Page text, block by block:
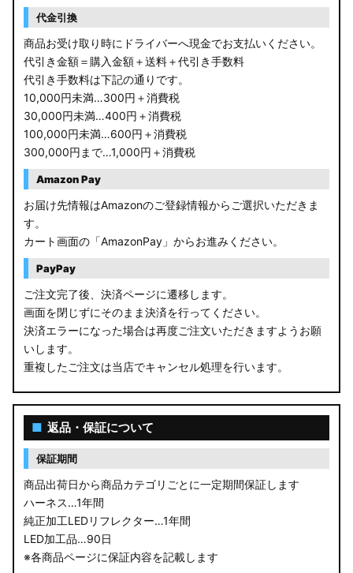
RP6/7 ステップワゴン
RP1/2 RP3/4 ステップワゴン/スパーダ
RK5/6 ステップワゴンスパーダ
RC1/2 オデッセイ
GB5〜8 フリード
GR フィット
GP5/6 GK3〜6 フィット
MK53S スペーシアカスタム
MA37S/MA27S ソリオ / ソリオ バンディット
MA26S/MA36S ソリオ
ZC33S スイフトスポーツ
LA650S タントカスタム
LA600S タントカスタム
LA150S ムーヴカスタム
LA700S ウェイク
GN0W アウトランダー
代金引換
商品お受け取り時にドライバーへ現金でお支払いください。
代引き金額＝購入金額＋送料＋代引き手数料
代引き手数料は下記の通りです。
10,000円未満…300円＋消費税
30,000円未満…400円＋消費税
100,000円未満…600円＋消費税
300,000円まで…1,000円＋消費税
Amazon Pay
お届け先情報はAmazonのご登録情報からご選択いただきま
す。
カート画面の「AmazonPay」からお進みください。
PayPay
ご注文完了後、決済ページに遷移します。
画面を閉じずにそのまま決済を行ってください。
決済エラーになった場合は再度ご注文いただきますようお願
いします。
重複したご注文は当店でキャンセル処理を行います。
■ 返品・保証について
保証期間
商品出荷日から商品カテゴリごとに一定期間保証します
ハーネス…1年間
純正加工LEDリフレクター…1年間
LED加工品…90日
※各商品ページに保証内容を記載します